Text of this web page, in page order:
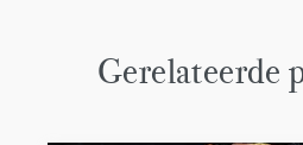
Gerelateerde